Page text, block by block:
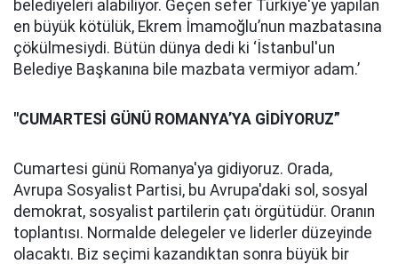
belediyeleri alabiliyor. Geçen sefer Türkiye'ye yapılan
en büyük kötülük, Ekrem İmamoğlu’nun mazbatasına
çökülmesiydi. Bütün dünya dedi ki ‘İstanbul'un
Belediye Başkanına bile mazbata vermiyor adam.’
"CUMARTESİ GÜNÜ ROMANYA’YA GİDİYORUZ”
Cumartesi günü Romanya'ya gidiyoruz. Orada,
Avrupa Sosyalist Partisi, bu Avrupa'daki sol, sosyal
demokrat, sosyalist partilerin çatı örgütüdür. Oranın
toplantısı. Normalde delegeler ve liderler düzeyinde
olacaktı. Biz seçimi kazandıktan sonra büyük bir